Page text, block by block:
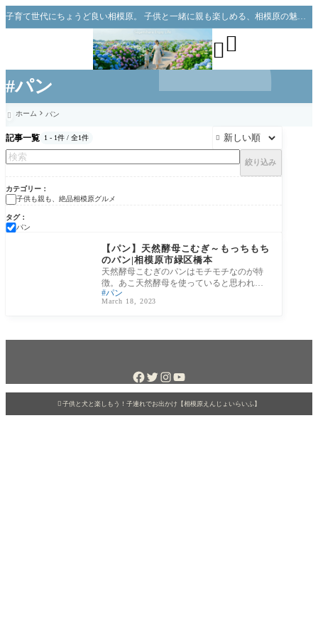
#パン
子育て世代にちょうど良い相模原。 子供と一緒に親も楽しめる、相模原の魅力をお伝えできればと思っています。

 ホーム パン
記事一覧 1 - 1件 / 全1件 
絞り込み
カテゴリー
子供も親も、絶品相模原グルメ
タグ
パン
【パン】天然酵母こむぎ～もっちもち
のパン|相模原市緑区橋本
天然酵母こむぎのパンはモチモチなのが特
徴。あこ天然酵母を使っていると思われま
す。 見るからにモチモチって感じが伝わり
ませ
パン
March 18, 2023
 子供と犬と楽しもう！子連れでお出かけ【相模原えんじょいらいふ】